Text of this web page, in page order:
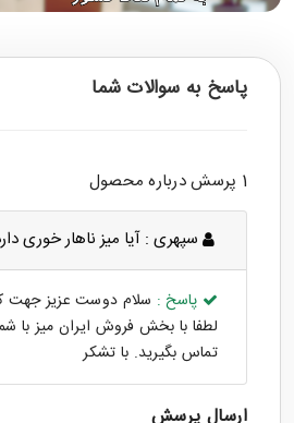
پاسخ به سوالات شما
سپهری : آیا میز ناهار خوری دارد
پاسخ : سلام دوست عزیز جهت
تماس بگیرید. با تشکر
ارسال پرسش